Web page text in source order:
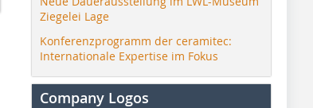
Ziegelei Lage
Konferenzprogramm der ceramitec:
Internationale Expertise im Fokus
Company Logos